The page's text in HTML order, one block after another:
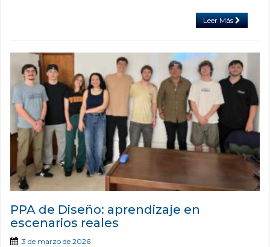
Leer Más
PPA de Diseño: aprendizaje en
escenarios reales
3 de marzo de 2026